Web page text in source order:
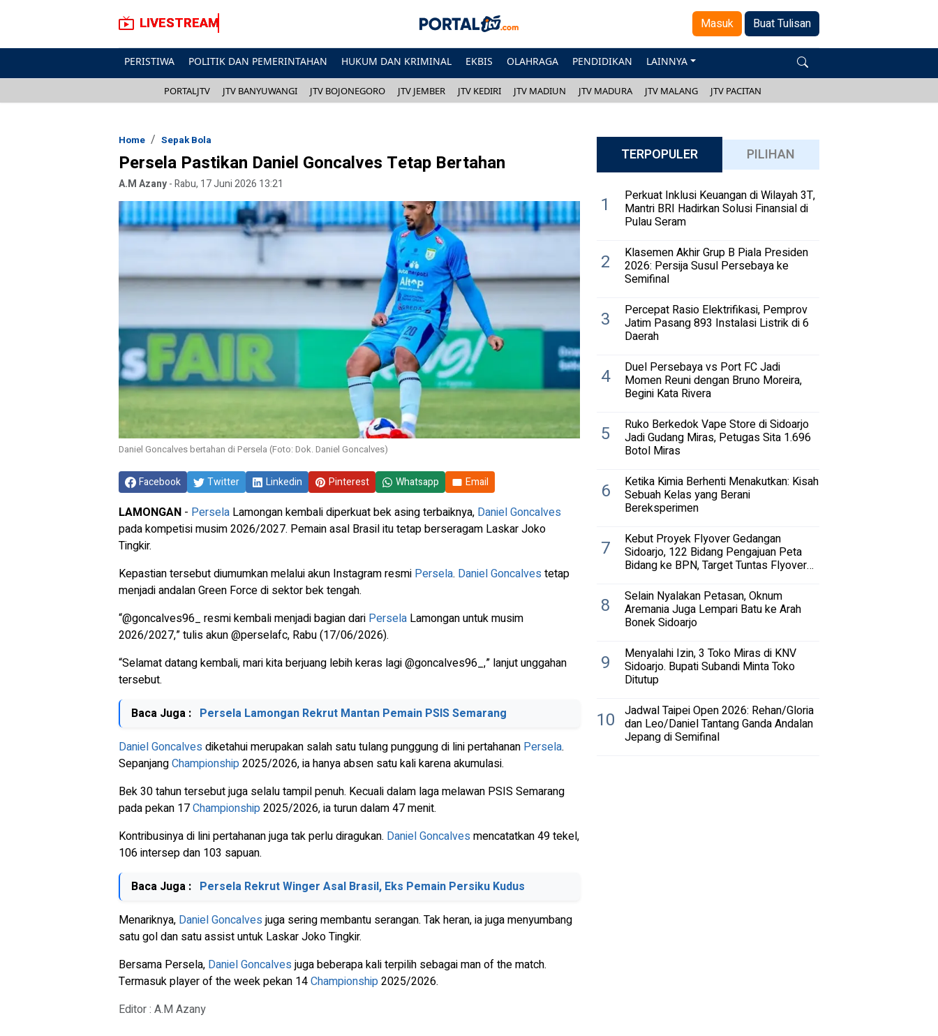
LIVESTREAM Masuk Buat Tulisan
PERISTIWA POLITIK DAN PEMERINTAHAN HUKUM DAN KRIMINAL EKBIS OLAHRAGA PENDIDIKAN LAINNYA
PORTALJTV JTV BANYUWANGI JTV BOJONEGORO JTV JEMBER JTV KEDIRI JTV MADIUN JTV MADURA JTV MALANG JTV PACITAN
Home Sepak Bola
Persela Pastikan Daniel Goncalves Tetap Bertahan
A.M Azany-Rabu, 17 Juni 2026 13:21
Daniel Goncalves bertahan di Persela (Foto: Dok. Daniel Goncalves)
Facebook Twitter Linkedin Pinterest Whatsapp Email
LAMONGAN - Persela Lamongan kembali diperkuat bek asing terbaiknya, Daniel Goncalves
pada kompetisi musim 2026/2027. Pemain asal Brasil itu tetap berseragam Laskar Joko
Tingkir.
Kepastian tersebut diumumkan melalui akun Instagram resmi Persela. Daniel Goncalves tetap
menjadi andalan Green Force di sektor bek tengah.
“@goncalves96_ resmi kembali menjadi bagian dari Persela Lamongan untuk musim
2026/2027,” tulis akun @perselafc, Rabu (17/06/2026).
“Selamat datang kembali, mari kita berjuang lebih keras lagi @goncalves96_,” lanjut unggahan
tersebut.
Baca Juga : Persela Lamongan Rekrut Mantan Pemain PSIS Semarang
Daniel Goncalves diketahui merupakan salah satu tulang punggung di lini pertahanan Persela.
SepanjangChampionship2025/2026, ia hanya absen satu kali karena akumulasi.
Bek 30 tahun tersebut juga selalu tampil penuh. Kecuali dalam laga melawan PSIS Semarang
pada pekan 17Championship2025/2026, ia turun dalam 47 menit.
Kontribusinya di lini pertahanan juga tak perlu diragukan. Daniel Goncalves mencatatkan 49 tekel,
106 intersep dan 103 sapuan.
Baca Juga : Persela Rekrut Winger Asal Brasil, Eks Pemain Persiku Kudus
Menariknya, Daniel Goncalvesjuga sering membantu serangan. Tak heran, ia juga menyumbang
satu gol dan satu assist untuk Laskar Joko Tingkir.
Bersama Persela, Daniel Goncalvesjuga beberapa kali terpilih sebagai man of the match.
Termasuk player of the week pekan 14Championship2025/2026.
Editor : A.M Azany
TERPOPULER PILIHAN
1 Perkuat Inklusi Keuangan di Wilayah 3T,
Mantri BRI Hadirkan Solusi Finansial di
Pulau Seram
2 Klasemen Akhir Grup B Piala Presiden
2026: Persija Susul Persebaya ke
Semifinal
3 Percepat Rasio Elektrifikasi, Pemprov
Jatim Pasang 893 Instalasi Listrik di 6
Daerah
4 Duel Persebaya vs Port FC Jadi
Momen Reuni dengan Bruno Moreira,
Begini Kata Rivera
5 Ruko Berkedok Vape Store di Sidoarjo
Jadi Gudang Miras, Petugas Sita 1.696
Botol Miras
6 Ketika Kimia Berhenti Menakutkan: Kisah
Sebuah Kelas yang Berani
Bereksperimen
7 Kebut Proyek Flyover Gedangan
Sidoarjo, 122 Bidang Pengajuan Peta
Bidang ke BPN, Target Tuntas Flyover
8 Selain Nyalakan Petasan, Oknum
Aremania Juga Lempari Batu ke Arah
Bonek Sidoarjo
9 Menyalahi Izin, 3 Toko Miras di KNV
Sidoarjo. Bupati Subandi Minta Toko
Ditutup
10 Jadwal Taipei Open 2026: Rehan/Gloria
dan Leo/Daniel Tantang Ganda Andalan
Jepang di Semifinal